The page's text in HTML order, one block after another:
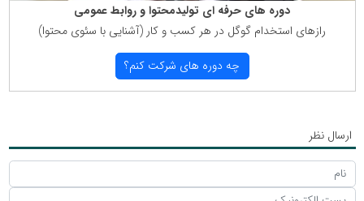
دوره های حرفه ای تولیدمحتوا و روابط عمومی
رازهای استخدام گوگل در هر كسب و كار (آشنایی با سئوی محتوا)
چه دوره های شركت كنم؟
ارسال نظر